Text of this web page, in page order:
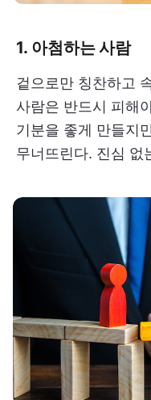
1. 아첨하는 사람
겉으로만 칭찬하고
사람은 반드시 피해
기분을 좋게 만들지
무너뜨린다. 진심 없